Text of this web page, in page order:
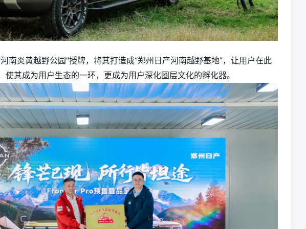
南炎黄越野公园"授牌，将其打造成“郑州日产河南越野基地”，让用户在此
使其成为用户生态的一环，更成为用户深化圈层文化的孵化器。